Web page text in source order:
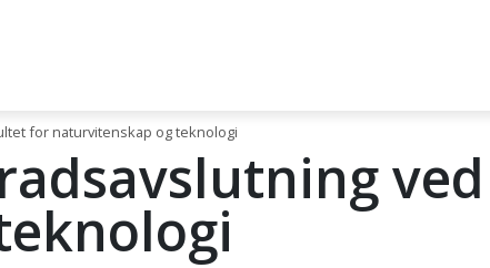
for naturvitenskap og teknologi